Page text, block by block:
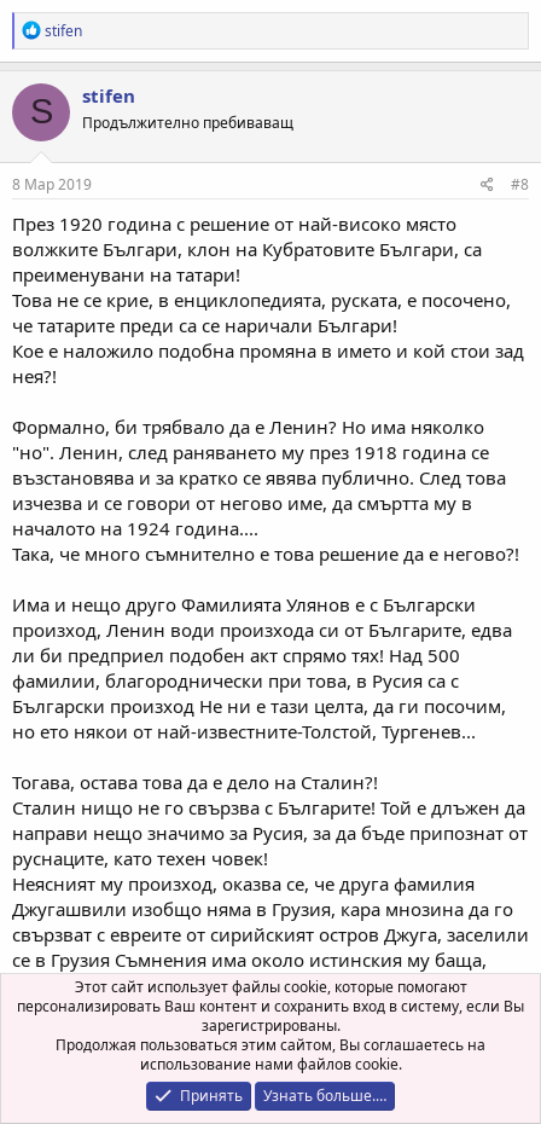
Р
е
а
к
ц
и
и
:
stifen
S stifen
Продължително пребиваващ
8 Мар 2019 #8
През 1920 година с решение от най-високо място
волжките Българи, клон на Кубратовите Българи, са
преименувани на татари!
Това не се крие, в енциклопедията, руската, е посочено,
че татарите преди са се наричали Българи!
Кое е наложило подобна промяна в името и кой стои зад
нея?!
Формално, би трябвало да е Ленин? Но има няколко
"но". Ленин, след раняването му през 1918 година се
възстановява и за кратко се явява публично. След това
изчезва и се говори от негово име, да смъртта му в
началото на 1924 година....
Така, че много съмнително е това решение да е негово?!
Има и нещо друго Фамилията Улянов е с Български
произход, Ленин води произхода си от Българите, едва
ли би предприел подобен акт спрямо тях! Над 500
фамилии, благороднически при това, в Русия са с
Български произход Не ни е тази целта, да ги посочим,
но ето някои от най-известните-Толстой, Тургенев...
Тогава, остава това да е дело на Сталин?!
Сталин нищо не го свързва с Българите! Той е длъжен да
направи нещо значимо за Русия, за да бъде припознат от
руснаците, като техен човек!
Неясният му произход, оказва се, че друга фамилия
Джугашвили изобщо няма в Грузия, кара мнозина да го
свързват с евреите от сирийският остров Джуга, заселили
се в Грузия Съмнения има около истинския му баща,
доказано е, че крие истинската година на раждането
си-!878? Много въпросителни има около него....?
Но той е умен и начетен! Не е глупав,както някои смятат!
Универсалните му знания, съчетани с хитрина му
помагат да взема решения в различни области-
Этот сайт использует файлы cookie, которые помогают
персонализировать Ваш контент и сохранить вход в систему, если Вы
зарегистрированы.
Продолжая пользоваться этим сайтом, Вы соглашаетесь на
использование нами файлов cookie.
Принять
Узнать больше.…